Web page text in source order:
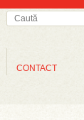
CONTACT